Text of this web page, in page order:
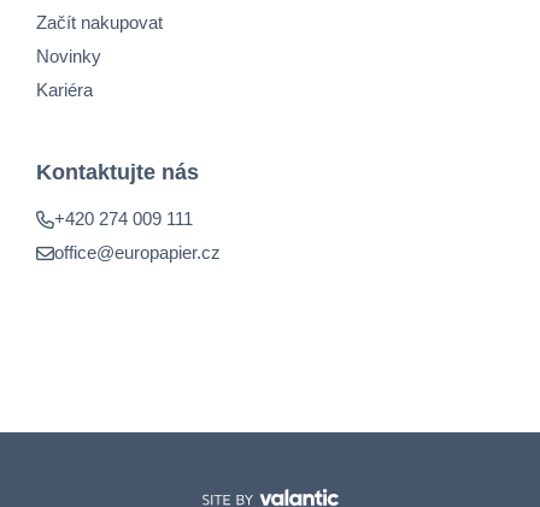
Začít nakupovat
Novinky
Kariéra
Kontaktujte nás
+420 274 009 111
office@europapier.cz